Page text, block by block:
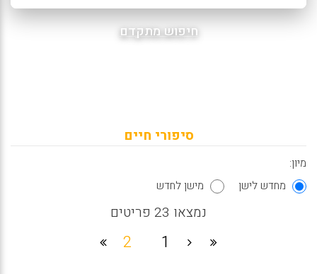
חיפוש מתקדם
סיפורי חיים
מיון:
מחדש לישן
מישן לחדש
נמצאו 23 פריטים
1
2